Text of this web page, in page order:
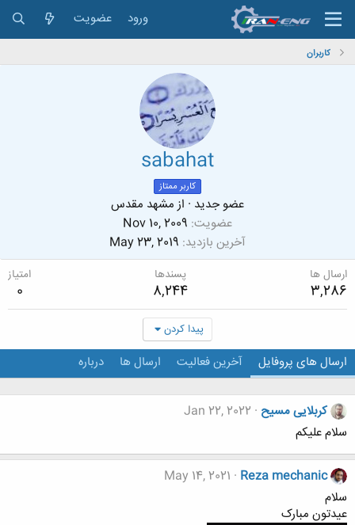
ورود عضویت
کاربران
sabahat
کاربر ممتاز
عضو جدید · از مشهد مقدس
عضویت Nov 10, 2009
آخرین بازدید May 23, 2019
ارسال ها
3,286
پسندها
8,244
امتیاز
0
پیدا کردن
ارسال های پروفایل آخرین فعالیت ارسال ها درباره
کربلایی مسیح Jan 22, 2022
سلام علیکم
Reza mechanic
May 14, 2021
سلام
عیدتون مبارک